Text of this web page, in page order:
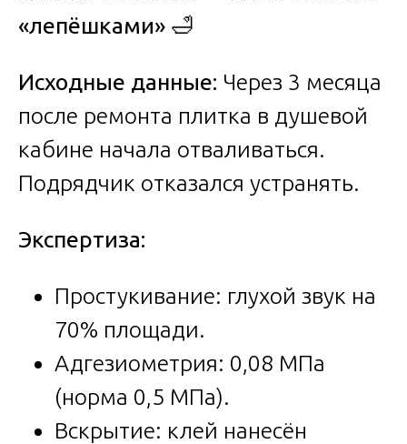
«лепёшками» 🛁
Исходные данные: Через 3 месяца
после ремонта плитка в душевой
кабине начала отваливаться.
Подрядчик отказался устранять.
Экспертиза:
Простукивание: глухой звук на
70% площади.
Адгезиометрия: 0,08 МПа
(норма 0,5 МПа).
Вскрытие: клей нанесён